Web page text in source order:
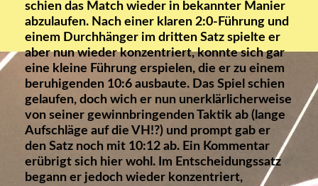
schien das Match wieder in bekannter Manier
abzulaufen. Nach einer klaren 2:0-Führung und
einem Durchhänger im dritten Satz spielte er
aber nun wieder konzentriert, konnte sich gar
eine kleine Führung erspielen, die er zu einem
beruhigenden 10:6 ausbaute. Das Spiel schien
gelaufen, doch wich er nun unerklärlicherweise
von seiner gewinnbringenden Taktik ab (lange
Aufschläge auf die VH!?) und prompt gab er
den Satz noch mit 10:12 ab. Ein Kommentar
erübrigt sich hier wohl. Im Entscheidungssatz
begann er jedoch wieder konzentriert,